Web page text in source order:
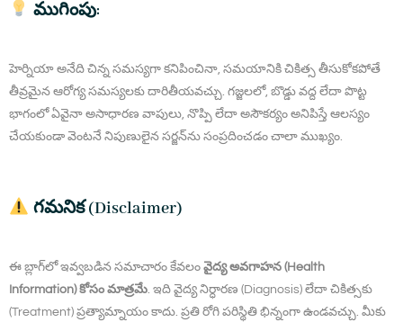
ముగింపు:
హెర్నియా అనేది చిన్న సమస్యగా కనిపించినా, సమయానికి చికిత్స తీసుకోకపోతే
తీవ్రమైన ఆరోగ్య సమస్యలకు దారితీయవచ్చు. గజ్జలలో, బొడ్డు వద్ద లేదా పొట్ట
భాగంలో ఏవైనా అసాధారణ వాపులు, నొప్పి లేదా అసౌకర్యం అనిపిస్తే ఆలస్యం
చేయకుండా వెంటనే నిపుణులైన సర్జన్‌ను సంప్రదించడం చాలా ముఖ్యం.
గమనిక (Disclaimer)
ఈ బ్లాగ్‌లో ఇవ్వబడిన సమాచారం కేవలం వైద్య అవగాహన (Health
Information) కోసం మాత్రమే. ఇది వైద్య నిర్ధారణ (Diagnosis) లేదా చికిత్సకు
(Treatment) ప్రత్యామ్నాయం కాదు. ప్రతి రోగి పరిస్థితి భిన్నంగా ఉండవచ్చు. మీకు